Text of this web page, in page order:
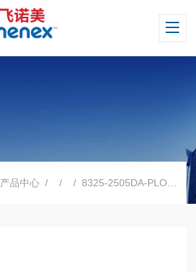
产品中心 / / / 8325-2505DA-PLOT Al2O3 “M”